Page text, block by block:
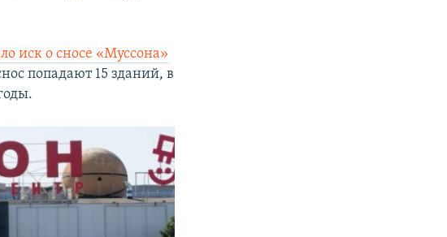
иск о сносе «Муссона»
попадают 15 зданий, в